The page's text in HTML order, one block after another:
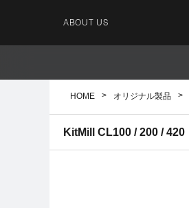
ABOUT US
HOME オリジナル製品
KitMill CL100 / 200 / 420